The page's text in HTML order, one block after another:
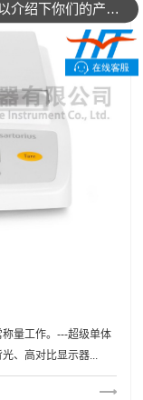
量工作。---超级单体
、高对比显示器...
可以介绍下你们的产品么